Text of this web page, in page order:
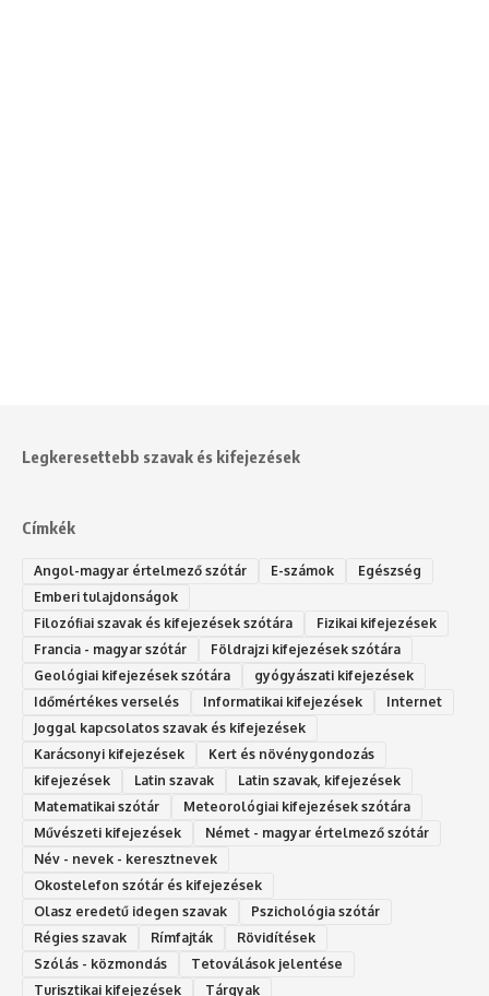
Legkeresettebb szavak és kifejezések
Címkék
Angol-magyar értelmező szótár E-számok
Egészség
Emberi tulajdonságok
Filozófiai szavak és kifejezések szótára
Fizikai kifejezések
Francia - magyar szótár
Földrajzi kifejezések szótára
Geológiai kifejezések szótára
gyógyászati kifejezések
Időmértékes verselés
Informatikai kifejezések
Internet
Joggal kapcsolatos szavak és kifejezések
Karácsonyi kifejezések
Kert és növénygondozás
kifejezések
Latin szavak
Latin szavak, kifejezések
Matematikai szótár
Meteorológiai kifejezések szótára
Művészeti kifejezések
Német - magyar értelmező szótár
Név - nevek - keresztnevek
Okostelefon szótár és kifejezések
Olasz eredetű idegen szavak
Ps‮gólohciz‬ia s‮átóz‬r
Régies szavak
Rímfajták
Rövidítések
Szólás - közmondás
Tetoválások jelentése
Turisztikai kifejezések
Tárgyak